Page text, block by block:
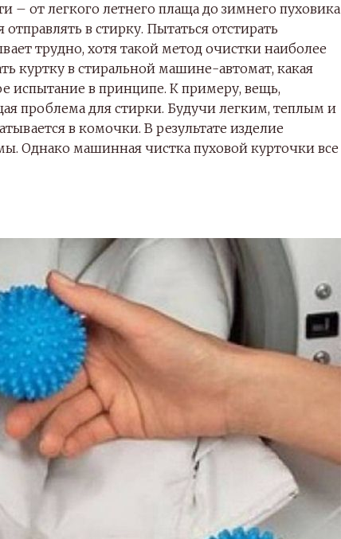
от легкого летнего плаща до зимнего пуховика
в стирку. Пытаться отстирать
трудно, хотя такой метод очистки наиболее
куртку в стиральной машине-автомат, какая
испытание в принципе. К примеру, вещь,
проблема для стирки. Будучи легким, теплым и
в комочки. В результате изделие
Однако машинная чистка пуховой курточки все